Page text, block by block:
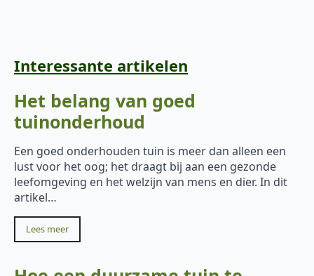
Interessante artikelen
Het belang van goed
tuinonderhoud
Een goed onderhouden tuin is meer dan alleen een
lust voor het oog; het draagt bij aan een gezonde
leefomgeving en het welzijn van mens en dier. In dit
artikel…
Lees meer